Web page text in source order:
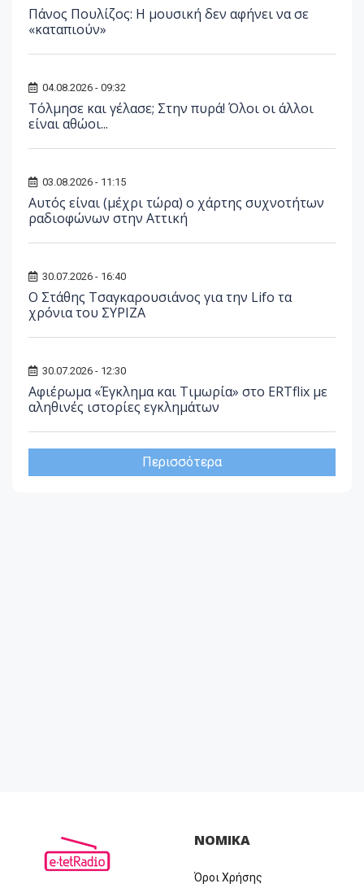
Πάνος Πουλίζος: Η μουσική δεν αφήνει να σε
«καταπιούν»
04.08.2026 - 09:32
Τόλμησε και γέλασε; Στην πυρά! Όλοι οι άλλοι
είναι αθώοι...
03.08.2026 - 11:15
Αυτός είναι (μέχρι τώρα) ο χάρτης συχνοτήτων
ραδιοφώνων στην Αττική
30.07.2026 - 16:40
Ο Στάθης Τσαγκαρουσιάνος για την Lifo τα
χρόνια του ΣΥΡΙΖΑ
30.07.2026 - 12:30
Αφιέρωμα «Έγκλημα και Τιμωρία» στο ERTflix με
αληθινές ιστορίες εγκλημάτων
Περισσότερα
ΝΟΜΙΚΑ
Όροι Χρήσης